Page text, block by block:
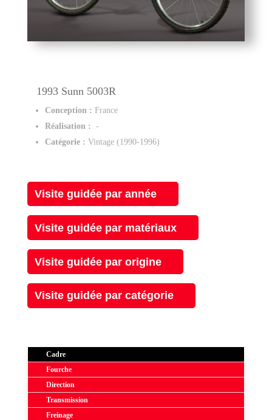
1993 Sunn 5003R
Conception : France
Réalisation :
-
Catégorie : Vintage (1990-1996)
Visite guidée par année
Visite guidée par matériaux
Visite guidée par origine
Visite guidée par catégorie
Cadre
Fourche
Direction
Transmission
Freinage